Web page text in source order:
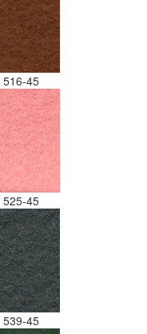
516-45
525-45
539-45